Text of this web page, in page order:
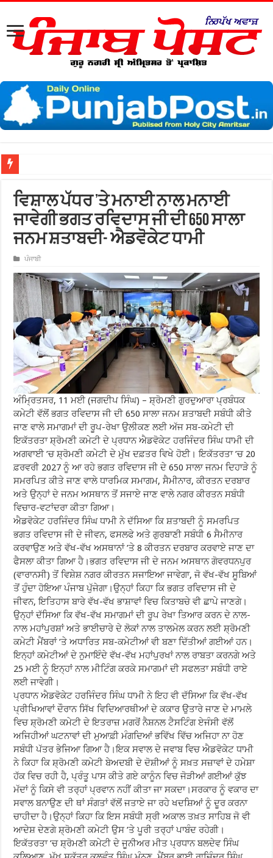
ਵਿਸ਼ਾਲ ਪੱਧਰ ’ਤੇ ਮਨਾਈ ਨਾਲ ਮਨਾਈ
ਜਾਵੇਗੀ ਭਗਤ ਰਵਿਦਾਸ ਜੀ ਦੀ 650 ਸਾਲਾ
ਜਨਮ ਸ਼ਤਾਬਦੀ- ਐਡਵੋਕੇਟ ਧਾਮੀ
ਪੰਜਾਬੀ
ਅੰਮ੍ਰਿਤਸਰ, 11 ਮਈ (ਜਗਦੀਪ ਸਿੰਘ) – ਸ਼੍ਰੋਮਣੀ ਗੁਰਦੁਆਰਾ ਪ੍ਰਬੰਧਕ
ਕਮੇਟੀ ਵੱਲੋਂ ਭਗਤ ਰਵਿਦਾਸ ਜੀ ਦੀ 650 ਸਾਲਾ ਜਨਮ ਸ਼ਤਾਬਦੀ ਸਬੰਧੀ ਕੀਤੇ
ਜਾਣ ਵਾਲੇ ਸਮਾਗਮਾਂ ਦੀ ਰੂਪ-ਰੇਖਾ ਉਲੀਕਣ ਲਈ ਅੱਜ ਸਬ-ਕਮੇਟੀ ਦੀ
ਇਕੱਤਰਤਾ ਸ਼੍ਰੋਮਣੀ ਕਮੇਟੀ ਦੇ ਪ੍ਰਧਾਨ ਐਡਵੋਕੇਟ ਹਰਜਿੰਦਰ ਸਿੰਘ ਧਾਮੀ ਦੀ
ਅਗਵਾਈ ’ਚ ਸ਼੍ਰੋਮਣੀ ਕਮੇਟੀ ਦੇ ਮੁੱਖ ਦਫ਼ਤਰ ਵਿਖੇ ਹੋਈ। ਇਕੱਤਰਤਾ ’ਚ 20
ਫ਼ਰਵਰੀ 2027 ਨੂੰ ਆ ਰਹੇ ਭਗਤ ਰਵਿਦਾਸ ਜੀ ਦੇ 650 ਸਾਲਾ ਜਨਮ ਦਿਹਾੜੇ ਨੂੰ
ਸਮਰਪਿਤ ਕੀਤੇ ਜਾਣ ਵਾਲੇ ਧਾਰਮਿਕ ਸਮਾਗਮ, ਸੈਮੀਨਾਰ, ਕੀਰਤਨ ਦਰਬਾਰ
ਅਤੇ ਉਨ੍ਹਾਂ ਦੇ ਜਨਮ ਅਸਥਾਨ ਤੋਂ ਸਜਾਏ ਜਾਣ ਵਾਲੇ ਨਗਰ ਕੀਰਤਨ ਸਬੰਧੀ
ਵਿਚਾਰ-ਵਟਾਂਦਰਾ ਕੀਤਾ ਗਿਆ।
ਐਡਵੋਕੇਟ ਹਰਜਿੰਦਰ ਸਿੰਘ ਧਾਮੀ ਨੇ ਦੱਸਿਆ ਕਿ ਸ਼ਤਾਬਦੀ ਨੂੰ ਸਮਰਪਿਤ
ਭਗਤ ਰਵਿਦਾਸ ਜੀ ਦੇ ਜੀਵਨ, ਫਸਲਫੇ ਅਤੇ ਗੁਰਬਾਣੀ ਸਬੰਧੀ 6 ਸੈਮੀਨਾਰ
ਕਰਵਾਉਣ ਅਤੇ ਵੱਖ-ਵੱਖ ਅਸਥਾਨਾਂ ’ਤੇ 8 ਕੀਰਤਨ ਦਰਬਾਰ ਕਰਵਾਏ ਜਾਣ ਦਾ
ਫੈਸਲਾ ਕੀਤਾ ਗਿਆ ਹੈ।ਭਗਤ ਰਵਿਦਾਸ ਜੀ ਦੇ ਜਨਮ ਅਸਥਾਨ ਗੋਵਰਧਨਪੁਰ
(ਵਾਰਾਨਸੀ) ਤੋਂ ਵਿਸ਼ੇਸ਼ ਨਗਰ ਕੀਰਤਨ ਸਜਾਇਆ ਜਾਵੇਗਾ, ਜੋ ਵੱਖ-ਵੱਖ ਸੂਬਿਆਂ
ਤੋਂ ਹੁੰਦਾ ਹੋਇਆ ਪੰਜਾਬ ਪੁੱਜੇਗਾ।ਉਨ੍ਹਾਂ ਕਿਹਾ ਕਿ ਭਗਤ ਰਵਿਦਾਸ ਜੀ ਦੇ
ਜੀਵਨ, ਇਤਿਹਾਸ ਬਾਰੇ ਵੱਖ-ਵੱਖ ਭਾਸ਼ਾਵਾਂ ਵਿਚ ਕਿਤਾਬਚੇ ਵੀ ਛਾਪੇ ਜਾਣਗੇ।
ਉਨ੍ਹਾਂ ਦੱਸਿਆ ਕਿ ਵੱਖ-ਵੱਖ ਸਮਾਗਮਾਂ ਦੀ ਰੂਪ ਰੇਖਾ ਤਿਆਰ ਕਰਨ ਦੇ ਨਾਲ-
ਨਾਲ ਮਹਾਂਪੁਰਸ਼ਾਂ ਅਤੇ ਭਾਈਚਾਰੇ ਦੇ ਲੋਕਾਂ ਨਾਲ ਤਾਲਮੇਲ ਕਰਨ ਲਈ ਸ਼੍ਰੋਮਣੀ
ਕਮੇਟੀ ਮੈਂਬਰਾਂ ’ਤੇ ਅਧਾਰਿਤ ਸਬ-ਕਮੇਟੀਆਂ ਵੀ ਬਣਾ ਦਿੱਤੀਆਂ ਗਈਆਂ ਹਨ।
ਇਨ੍ਹਾਂ ਕਮੇਟੀਆਂ ਦੇ ਨੁਮਾਇੰਦੇ ਵੱਖ-ਵੱਖ ਮਹਾਂਪੁਰਖਾਂ ਨਾਲ ਰਾਬਤਾ ਕਰਨਗੇ ਅਤੇ
25 ਮਈ ਨੂੰ ਇਨ੍ਹਾਂ ਨਾਲ ਮੀਟਿੰਗ ਕਰਕੇ ਸਮਾਗਮਾਂ ਦੀ ਸਫਲਤਾ ਸਬੰਧੀ ਰਾਏ
ਲਈ ਜਾਵੇਗੀ।
ਪ੍ਰਧਾਨ ਐਡਵੋਕੇਟ ਹਰਜਿੰਦਰ ਸਿੰਘ ਧਾਮੀ ਨੇ ਇਹ ਵੀ ਦੱਸਿਆ ਕਿ ਵੱਖ-ਵੱਖ
ਪ੍ਰੀਖਿਆਵਾਂ ਦੌਰਾਨ ਸਿੱਖ ਵਿਦਿਆਰਥੀਆਂ ਦੇ ਕਕਾਰ ਉਤਾਰੇ ਜਾਣ ਦੇ ਮਾਮਲੇ
ਵਿਚ ਸ਼੍ਰੋਮਣੀ ਕਮੇਟੀ ਦੇ ਇਤਰਾਜ਼ ਮਗਰੋਂ ਨੈਸ਼ਨਲ ਟੈਸਟਿੰਗ ਏਜੰਸੀ ਵੱਲੋਂ
ਅਜਿਹੀਆਂ ਘਟਨਾਵਾਂ ਦੀ ਮੁਆਫ਼ੀ ਮੰਗਦਿਆਂ ਭਵਿੱਖ ਵਿੱਚ ਅਜਿਹਾ ਨਾ ਹੋਣ
ਸਬੰਧੀ ਪੱਤਰ ਭੇਜਿਆ ਗਿਆ ਹੈ।ਇਕ ਸਵਾਲ ਦੇ ਜਵਾਬ ਵਿਚ ਐਡਵੋਕੇਟ ਧਾਮੀ
ਨੇ ਕਿਹਾ ਕਿ ਸ਼੍ਰੋਮਣੀ ਕਮੇਟੀ ਬੇਅਦਬੀ ਦੇ ਦੋਸ਼ੀਆਂ ਨੂੰ ਸਖ਼ਤ ਸਜ਼ਾਵਾਂ ਦੇ ਹਮੇਸ਼ਾ
ਹੱਕ ਵਿਚ ਰਹੀ ਹੈ, ਪ੍ਰੰਤੂ ਪਾਸ ਕੀਤੇ ਗਏ ਕਾਨੂੰਨ ਵਿਚ ਜੋੜੀਆਂ ਗਈਆਂ ਕੁੱਝ
ਮੱਦਾਂ ਨੂੰ ਕਿਸੇ ਵੀ ਤਰ੍ਹਾਂ ਪ੍ਰਵਾਨ ਨਹੀਂ ਕੀਤਾ ਜਾ ਸਕਦਾ।ਸਰਕਾਰ ਨੂੰ ਵਕਾਰ ਦਾ
ਸਵਾਲ ਬਨਾਉਣ ਦੀ ਥਾਂ ਸੰਗਤਾਂ ਵੱਲੋਂ ਜਤਾਏ ਜਾ ਰਹੇ ਖਦਸ਼ਿਆਂ ਨੂੰ ਦੂਰ ਕਰਨਾ
ਚਾਹੀਦਾ ਹੈ।ਉਨ੍ਹਾਂ ਕਿਹਾ ਕਿ ਇਸ ਸਬੰਧੀ ਸ੍ਰੀ ਅਕਾਲ ਤਖ਼ਤ ਸਾਹਿਬ ਜੋ ਵੀ
ਆਦੇਸ਼ ਦੇਣਗੇ ਸ਼੍ਰੋਮਣੀ ਕਮੇਟੀ ਉਸ ’ਤੇ ਪੂਰੀ ਤਰ੍ਹਾਂ ਪਾਬੰਦ ਰਹੇਗੀ।
ਇਕੱਤਰਤਾ ’ਚ ਸ਼੍ਰੋਮਣੀ ਕਮੇਟੀ ਦੇ ਜੂਨੀਅਰ ਮੀਤ ਪ੍ਰਧਾਨ ਬਲਦੇਵ ਸਿੰਘ